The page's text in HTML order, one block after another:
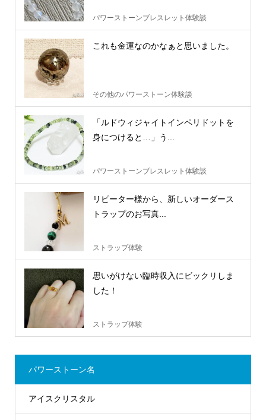
パワーストーンブレスレット体験談
これも金運なのかなぁと思いました。
その他のパワーストーン体験談
「ルドウィジャイトインペリドットを
身につけると…」う...
パワーストーンブレスレット体験談
リピーター様から、新しいオーダース
トラップのお写真...
ストラップ体験
思いがけない臨時収入にビックリしま
した！
ストラップ体験
パワーストーン名
アイスクリスタル